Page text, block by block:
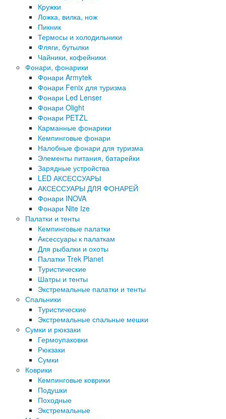
Кружки
Ложка, вилка, нож
Пикник
Термосы и холодильники
Фляги, бутылки
Чайники, кофейники
Фонари, фонарики
Фонари Armytek
Фонари Fenix для туризма
Фонари Led Lenser
Фонари Olight
Фонари PETZL
Карманные фонарики
Кемпинговые фонари
Налобные фонари для туризма
Элементы питания, батарейки
Зарядные устройства
LED АКСЕССУАРЫ
АКСЕССУАРЫ ДЛЯ ФОНАРЕЙ
Фонари INOVA
Фонари Nite Ize
Палатки и тенты
Кемпинговые палатки
Аксессуары к палаткам
Для рыбалки и охоты
Палатки Trek Planet
Туристические
Шатры и тенты
Экстремальные палатки и тенты
Спальники
Туристические
Экстремальные спальные мешки
Сумки и рюкзаки
Гермоупаковки
Рюкзаки
Сумки
Коврики
Кемпинговые коврики
Подушки
Походные
Экстремальные